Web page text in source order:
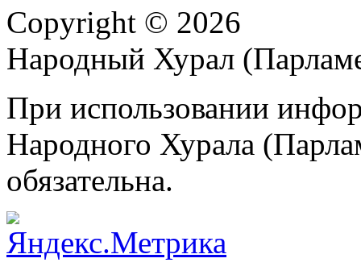
Copyright © 2026
Народный Хурал
При использовании
Народного Хурала
обязательна.